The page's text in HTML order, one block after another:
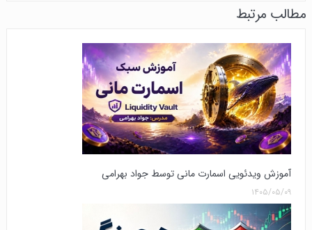
مطالب مرتبط
آموزش ویدئویی اسمارت مانی توسط جواد بهرامی
۱۴۰۵/۰۵/۰۹